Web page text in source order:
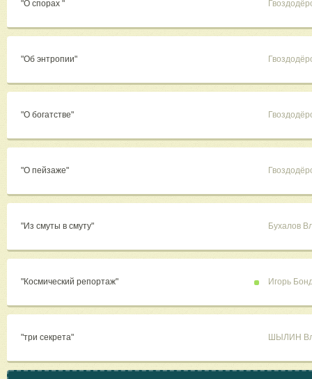
"О спорах "
"Об энтропии"
"О богатстве"
"О пейзаже"
"Из смуты в смуту" Бухалов
"Космический репортаж" Игорь
"три секрета" ШЫЛИН